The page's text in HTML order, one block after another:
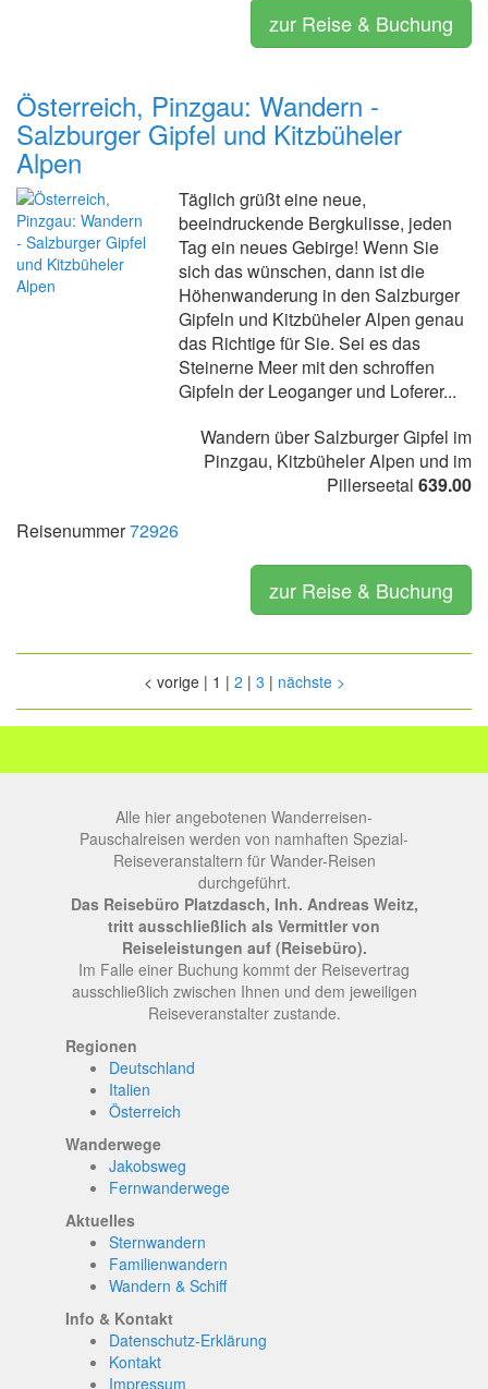
zur Reise & Buchung
Österreich, Pinzgau: Wandern -
Salzburger Gipfel und Kitzbüheler
Alpen
Täglich grüßt eine neue,
beeindruckende Bergkulisse, jeden
Tag ein neues Gebirge! Wenn Sie
sich das wünschen, dann ist die
Höhenwanderung in den Salzburger
Gipfeln und Kitzbüheler Alpen genau
das Richtige für Sie. Sei es das
Steinerne Meer mit den schroffen
Gipfeln der Leoganger und Loferer...
Wandern über Salzburger Gipfel im
Pinzgau, Kitzbüheler Alpen und im
Pillerseetal 639.00
Reisenummer72926
zur Reise & Buchung
< vorige | 1 | 2 | 3 | nächste >
Alle hier angebotenen Wanderreisen-
Pauschalreisen werden von namhaften Spezial-
Reiseveranstaltern für Wander-Reisen
durchgeführt.
Das Reisebüro Platzdasch, Inh. Andreas Weitz,
tritt ausschließlich als Vermittler von
Reiseleistungen auf (Reisebüro).
Im Falle einer Buchung kommt der Reisevertrag
ausschließlich zwischen Ihnen und dem jeweiligen
Reiseveranstalter zustande.
Regionen
Deutschland
Italien
Österreich
Wanderwege
Jakobsweg
Fernwanderwege
Aktuelles
Sternwandern
Familienwandern
Wandern & Schiff
Info & Kontakt
Datenschutz-Erklärung
Kontakt
Impressum